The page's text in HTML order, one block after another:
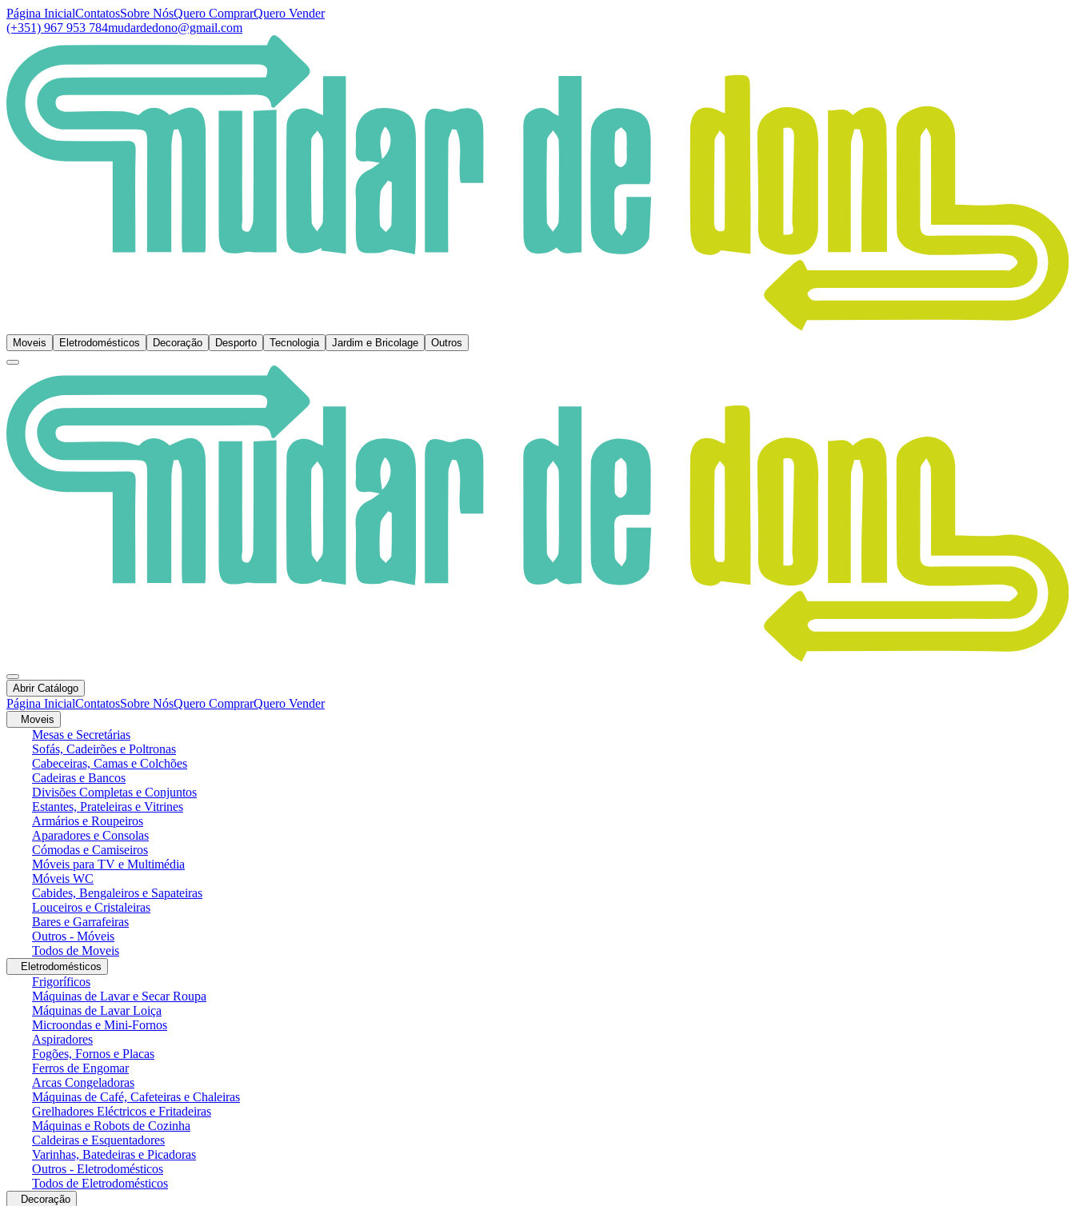
Página InicialContatosSobre NósQuero ComprarQuero Vender
(+351) 967 953 784mudardedono@gmail.com
Moveis Eletrodomésticos Decoração Desporto Tecnologia Jardim e Bricolage Outros
Abrir Catálogo
Página InicialContatosSobre NósQuero ComprarQuero Vender
Moveis
Mesas e Secretárias
Sofás, Cadeirões e Poltronas
Cabeceiras, Camas e Colchões
Cadeiras e Bancos
Divisões Completas e Conjuntos
Estantes, Prateleiras e Vitrines
Armários e Roupeiros
Aparadores e Consolas
Cómodas e Camiseiros
Móveis para TV e Multimédia
Móveis WC
Cabides, Bengaleiros e Sapateiras
Louceiros e Cristaleiras
Bares e Garrafeiras
Outros - Móveis
Todos de Moveis
Eletrodomésticos
Frigoríficos
Máquinas de Lavar e Secar Roupa
Máquinas de Lavar Loiça
Microondas e Mini-Fornos
Aspiradores
Fogões, Fornos e Placas
Ferros de Engomar
Arcas Congeladoras
Máquinas de Café, Cafeteiras e Chaleiras
Grelhadores Eléctricos e Fritadeiras
Máquinas e Robots de Cozinha
Caldeiras e Esquentadores
Varinhas, Batedeiras e Picadoras
Outros - Eletrodomésticos
Todos de Eletrodomésticos
Decoração